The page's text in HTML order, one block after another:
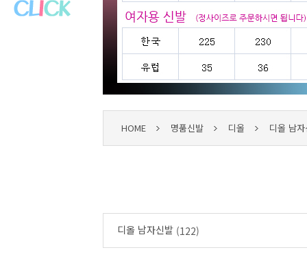
HOME 명품신발 디올 디올 남
디올 남자신발 (122)